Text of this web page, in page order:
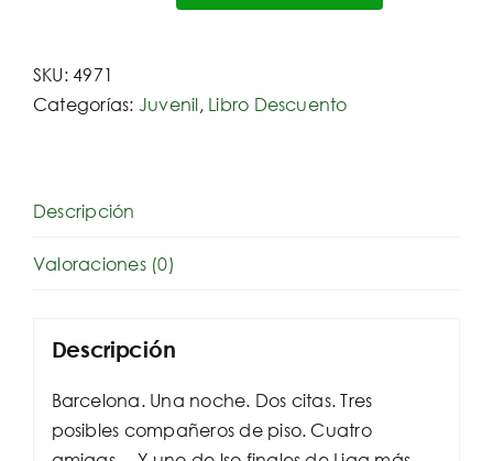
cantidad
SKU:4971
Categorías: Juvenil, Libro Descuento
Descripción
Valoraciones (0)
Descripción
Barcelona. Una noche. Dos citas. Tres
posibles compañeros de piso. Cuatro